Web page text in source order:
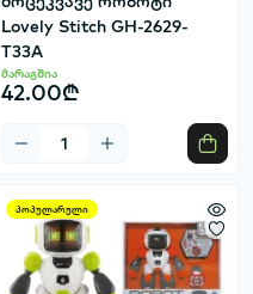
Lovely Stitch GH-2629-
T33A
მარაგშია
42.00₾
პოპულარული